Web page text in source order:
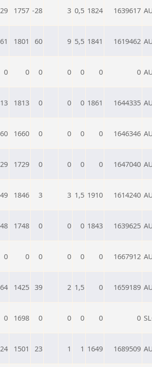
1757 -28 3 0,5 1824 1639617
1801 60 9 5,5 1841 1619462
0 0 0 0 0 0 0
1813 0 0 0 1861 1644335
1660 0 0 0 0 1646346
1729 0 0 0 0 1647040
1846 3 3 1,5 1910 1614240
1748 0 0 0 1843 1639625
0 0 0 0 0 0 1667912
1425 39 2 1,5 0 1659189
0 1698 0 0 0 0 0
1501 23 1 1 1649 1689509